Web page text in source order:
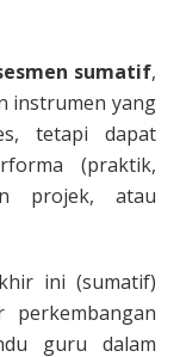
sumatif,
instrumen yang
tetapi dapat
(praktik,
projek, atau
ini (sumatif)
guru dalam